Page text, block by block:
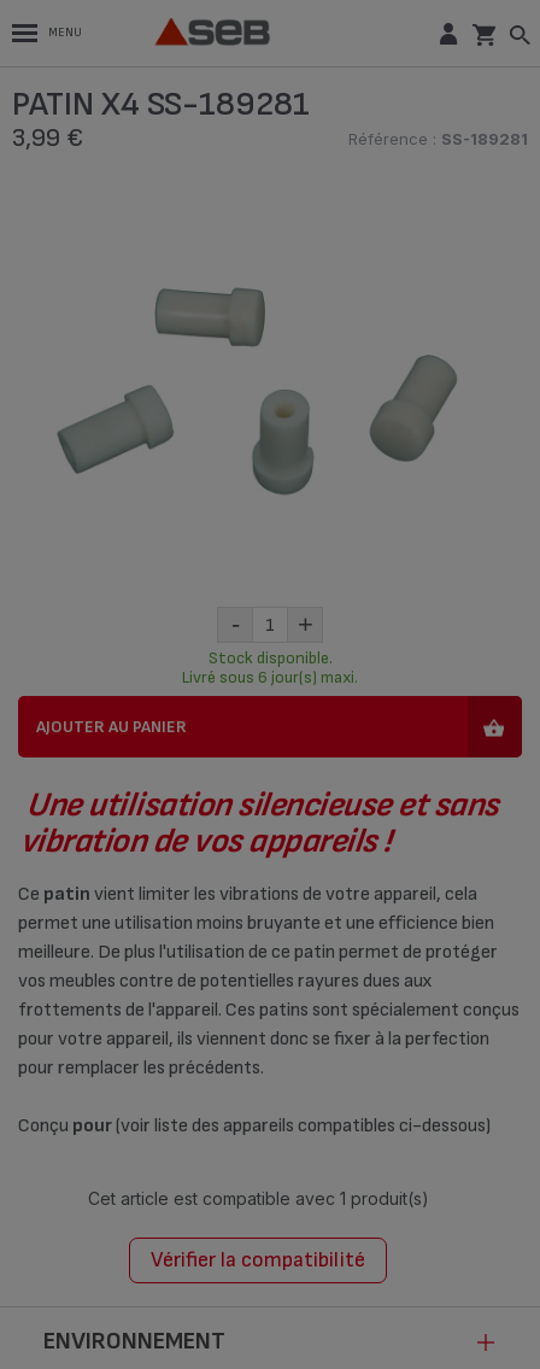
MENU
PATIN X4 SS-189281
Référence : SS-189281
3,99 €
Une utilisation silencieuse et sans
vibration de vos appareils !
Ce patin vient limiter les vibrations de votre appareil, cela
permet une utilisation moins bruyante et une efficience bien
meilleure. De plus l'utilisation de ce patin permet de protéger
vos meubles contre de potentielles rayures dues aux
frottements de l'appareil. Ces patins sont spécialement conçus
pour votre appareil, ils viennent donc se fixer à la perfection
pour remplacer les précédents.
Conçu pour(voir liste des appareils compatibles ci-dessous)
Cet article est compatible avec 1 produit(s)
Vérifier la compatibilité
- +
Stock disponible.
Livré sous 6 jour(s) maxi.
AJOUTER AU PANIER
ENVIRONNEMENT